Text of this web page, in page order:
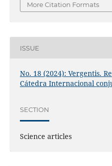
More Citation Formats
ISSUE
No. 18 (2024): Vergentis.
Cátedra Internacional
SECTION
Science articles